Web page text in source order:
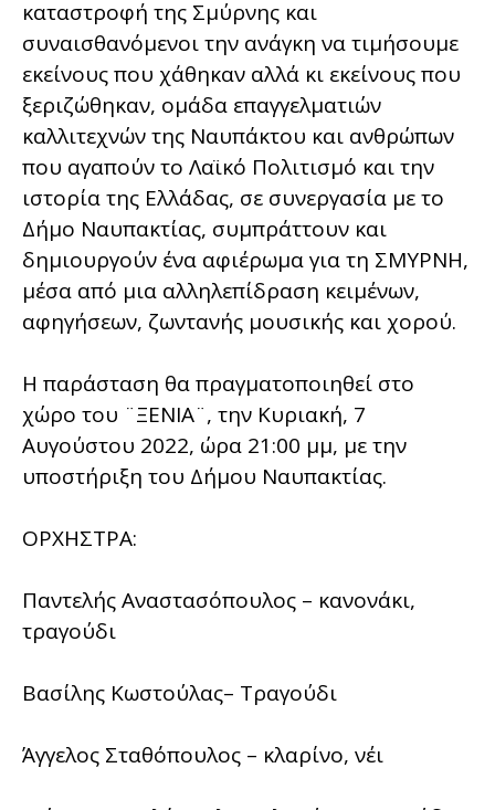
καταστροφή της Σμύρνης και
συναισθανόμενοι την ανάγκη να τιμήσουμε
εκείνους που χάθηκαν αλλά κι εκείνους που
ξεριζώθηκαν, ομάδα επαγγελματιών
καλλιτεχνών της Ναυπάκτου και ανθρώπων
που αγαπούν το Λαϊκό Πολιτισμό και την
ιστορία της Ελλάδας, σε συνεργασία με το
Δήμο Ναυπακτίας, συμπράττουν και
δημιουργούν ένα αφιέρωμα για τη ΣΜΥΡΝΗ,
μέσα από μια αλληλεπίδραση κειμένων,
αφηγήσεων, ζωντανής μουσικής και χορού.
Η παράσταση θα πραγματοποιηθεί στο
χώρο του ¨ΞΕΝΙΑ¨, την Κυριακή, 7
Αυγούστου 2022, ώρα 21:00 μμ, με την
υποστήριξη του Δήμου Ναυπακτίας.
ΟΡΧΗΣΤΡΑ:
Παντελής Αναστασόπουλος – κανονάκι,
τραγούδι
Βασίλης Κωστούλας– Τραγούδι
Άγγελος Σταθόπουλος – κλαρίνο, νέι